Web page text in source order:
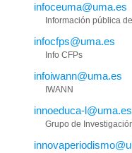
infoceuma@uma.es
Información pública
infocfps@uma.es
Info CFPs
infoiwann@uma.es
IWANN
innoeduca-l@uma.es
Grupo de